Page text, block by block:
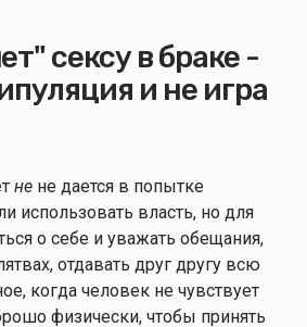
сексу в браке -
и не игра
не не дается в попытке
использовать власть, но для
о себе и уважать обещания,
отдавать друг другу всю
когда человек не чувствует
физически, чтобы принять